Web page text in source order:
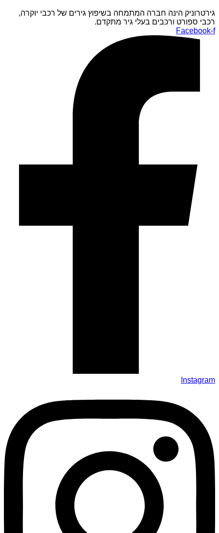
גירטרוניק הינה חברה המתמחה בשיפוץ גירים של רכבי יוקרה,
רכבי ספורט ורכבים בעלי גיר מתקדם.
Facebook-f
Instagram